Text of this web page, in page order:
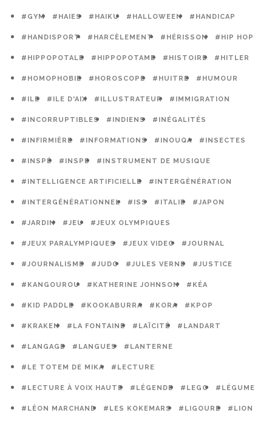
#GYM #HAIES #HAIKU #HALLOWEEN #HANDICAP
#HANDISPORT #HARCÈLEMENT #HÉRISSON #HIP HOP
#HIPPOPOTALE #HIPPOPOTAME #HISTOIRE #HITLER
#HOMOPHOBIE #HOROSCOPE #HUITRE #HUMOUR
#ILE #ILE D'AIX #ILLUSTRATEUR #IMMIGRATION
#INCORRUPTIBLES #INDIENS #INÉGALITÉS
#INFIRMIÈRE #INFORMATIONS #INOUQA #INSECTES
#INSPÉ #INSPE #INSTRUMENT DE MUSIQUE
#INTELLIGENCE ARTIFICIELLE #INTERGÉNÉRATION
#INTERGÉNÉRATIONNEL #ISS #ITALIE #JAPON
#JARDIN #JEU #JEUX OLYMPIQUES
#JEUX PARALYMPIQUES #JEUX VIDEO #JOURNAL
#JOURNALISME #JUDO #JULES VERNE #JUSTICE
#KANGOUROU #KATHERINE JOHNSON #KÉA
#KID PADDLE #KOOKABURRA #KORA #KPOP
#KRAKEN #LA FONTAINE #LAÏCITÉ #LANDART
#LANGAGE #LANGUES #LANTERNE
#LE TOTEM DE MIKA #LECTURE
#LECTURE À VOIX HAUTE #LÉGENDE #LEGO #LÉGUME
#LÉON MARCHAND #LES KOKEMARS #LIGOURE #LION